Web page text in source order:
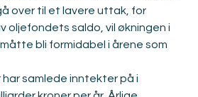
over til et lavere uttak, for
oljefondets saldo, vil økningen i
bli formidabel i årene som
samlede inntekter på i